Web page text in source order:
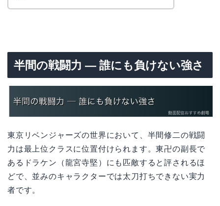
半間の戦闘力 — 誰にも負けない強さ
東京リベンジャーズの世界において、半間修二の戦闘
力は最上位クラスに位置付けられます。東卍の副長で
あるドラケン（龍宮寺堅）にも匹敵すると評されるほ
どで、並みのキャラクターでは太刀打ちできない実力
者です。